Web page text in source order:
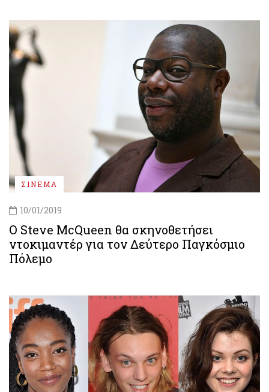
ΣΙΝΕΜΑ
10/01/2019
Ο Steve McQueen θα σκηνοθετήσει
ντοκιμαντέρ για τον Δεύτερο Παγκόσμιο
Πόλεμο